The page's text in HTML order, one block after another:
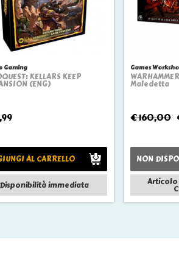
Quickview
Gaming
KELLARS KEEP
(ENG)
AL CARRELLO
Disponibilità immediata
Games
Maledetta
€ 160,00
NON
Articolo